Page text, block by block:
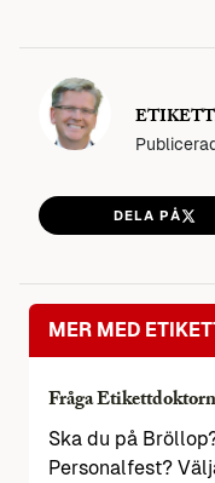
DELA PÅ
MER MED
Fråga
Ska du på
Personalfest?